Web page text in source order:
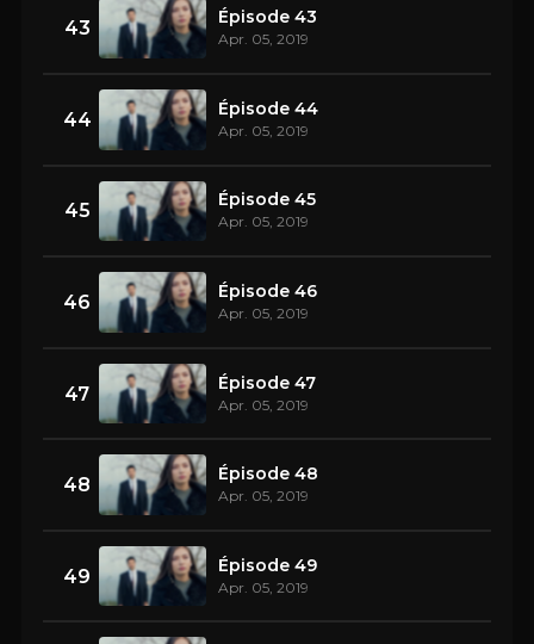
43 Épisode 43
Apr. 05, 2019
44 Épisode 44
Apr. 05, 2019
45 Épisode 45
Apr. 05, 2019
46 Épisode 46
Apr. 05, 2019
47 Épisode 47
Apr. 05, 2019
48 Épisode 48
Apr. 05, 2019
49 Épisode 49
Apr. 05, 2019